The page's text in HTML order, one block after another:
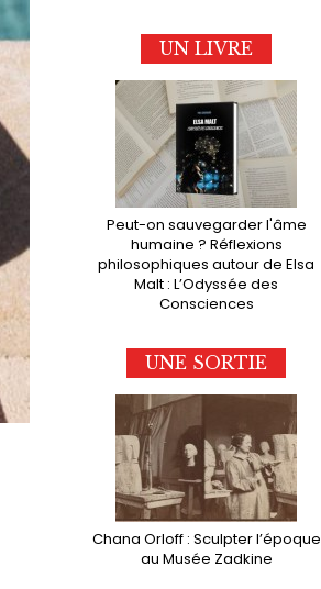
UN LIVRE
Peut-on sauvegarder l'âme
humaine ? Réflexions
philosophiques autour de Elsa
Malt : L’Odyssée des
Consciences
UNE SORTIE
Chana Orloff : Sculpter l’époque
au Musée Zadkine